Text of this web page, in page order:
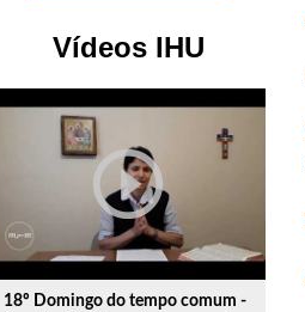
Vídeos IHU
play_circle_outline
18º Domingo do tempo comum -